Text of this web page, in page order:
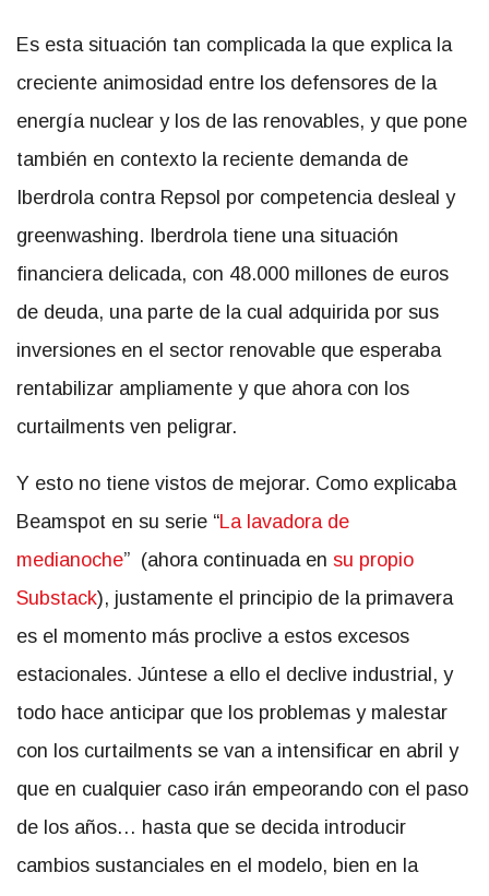
Es esta situación tan complicada la que explica la
creciente animosidad entre los defensores de la
energía nuclear y los de las renovables, y que pone
también en contexto la reciente demanda de
Iberdrola contra Repsol por competencia desleal y
greenwashing. Iberdrola tiene una situación
financiera delicada, con 48.000 millones de euros
de deuda, una parte de la cual adquirida por sus
inversiones en el sector renovable que esperaba
rentabilizar ampliamente y que ahora con los
curtailments ven peligrar.
Y esto no tiene vistos de mejorar. Como explicaba
Beamspot en su serie “La lavadora de
medianoche” (ahora continuada en su propio
Substack), justamente el principio de la primavera
es el momento más proclive a estos excesos
estacionales. Júntese a ello el declive industrial, y
todo hace anticipar que los problemas y malestar
con los curtailments se van a intensificar en abril y
que en cualquier caso irán empeorando con el paso
de los años… hasta que se decida introducir
cambios sustanciales en el modelo, bien en la